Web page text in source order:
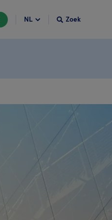
Zoek